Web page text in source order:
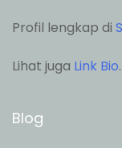
Profil lengkap di
Lihat juga Link Bio.
Blog